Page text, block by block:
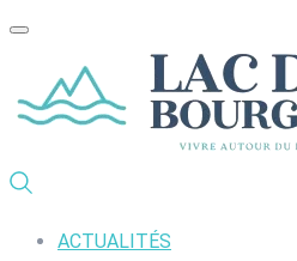
ACTUALITÉS